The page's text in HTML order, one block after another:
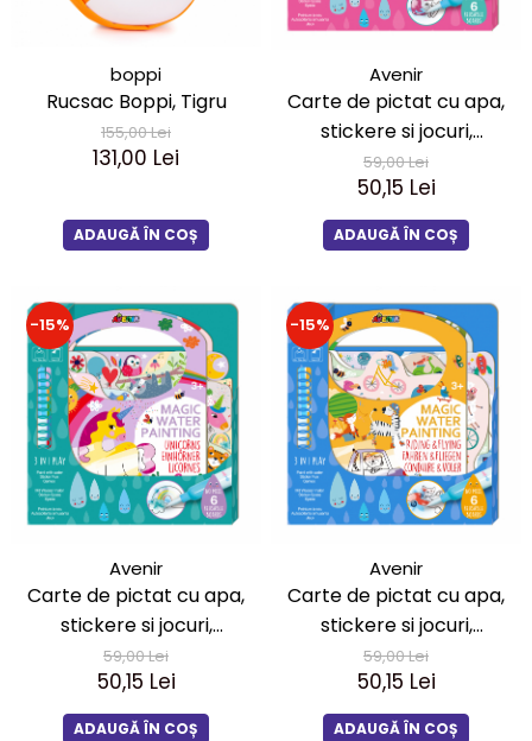
boppi
Rucsac Boppi, Tigru
155,00 Lei
131,00 Lei
ADAUGĂ ÎN COȘ
Avenir
Carte de pictat cu apa,
stickere si jocuri,
portabila - Printese
59,00 Lei
50,15 Lei
ADAUGĂ ÎN COȘ
-15%
Avenir
Carte de pictat cu apa,
stickere si jocuri,
portabila - Unicorni
59,00 Lei
50,15 Lei
ADAUGĂ ÎN COȘ
-15%
Avenir
Carte de pictat cu apa,
stickere si jocuri,
portabila - Riding & Flying
59,00 Lei
50,15 Lei
ADAUGĂ ÎN COȘ